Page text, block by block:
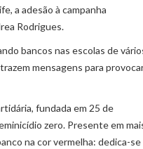
a adesão à campanha
Rodrigues.
bancos nas escolas de
mensagens para
fundada em 25 de
zero. Presente em
na cor vermelha: dedica-se